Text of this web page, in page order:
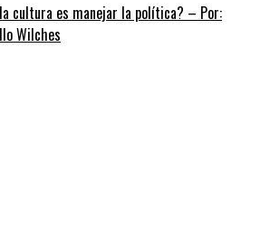
cultura es manejar la política? – Por:
Wilches